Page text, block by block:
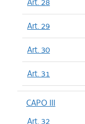
Art. 29
Art. 30
Art. 31
CAPO III
Art. 32